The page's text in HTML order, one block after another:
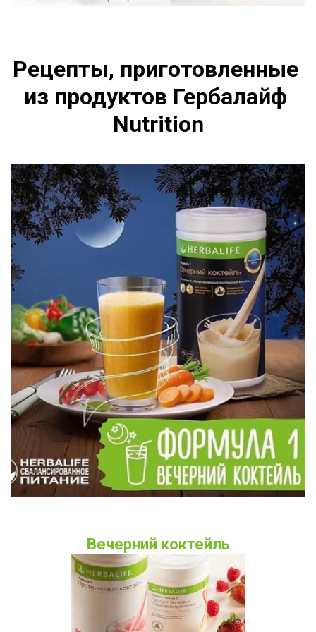
Рецепты, приготовленные
из продуктов Гербалайф
Nutrition
Вечерний коктейль